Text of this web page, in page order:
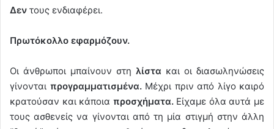
Δεν τους ενδιαφέρει.
Πρωτόκολλο εφαρμόζουν.
Οι άνθρωποι μπαίνουν στη λίστα και οι διασωληνώσεις
γίνονται προγραμματισμένα.Μέχρι πριν από λίγο καιρό
κρατούσαν και κάποια προσχήματα.Είχαμε όλα αυτά με
τους ασθενείς να γίνονται από τη μία στιγμή στην άλλη